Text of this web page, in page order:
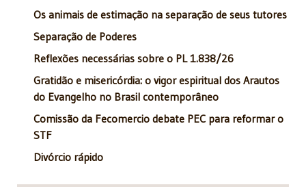
Os animais de estimação na separação de seus tutores
Separação de Poderes
Reflexões necessárias sobre o PL 1.838/26
Gratidão e misericórdia: o vigor espiritual dos Arautos
do Evangelho no Brasil contemporâneo
Comissão da Fecomercio debate PEC para reformar o
STF
Divórcio rápido